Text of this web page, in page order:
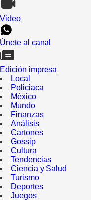
Video
Únete al canal
Edición impresa
Local
Policiaca
México
Mundo
Finanzas
Análisis
Cartones
Gossip
Cultura
Tendencias
Ciencia y Salud
Turismo
Deportes
Juegos